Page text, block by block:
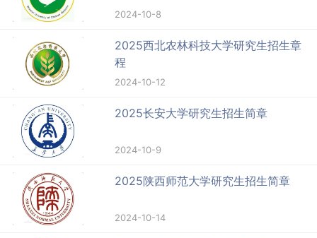
2024-10-8
2025西北农林科技大学研究生招生章
程
2024-10-12
2025长安大学研究生招生简章
2024-10-9
2025陕西师范大学研究生招生简章
2024-10-14